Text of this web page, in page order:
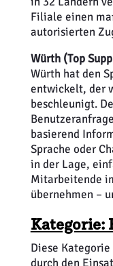
Filiale einen
autorisierten
Würth (Top
Würth hat den
entwickelt, der
beschleunigt.
basierend
Sprache oder
in der Lage,
Mitarbeitende
übernehmen –
Kategorie:
Diese
durch den